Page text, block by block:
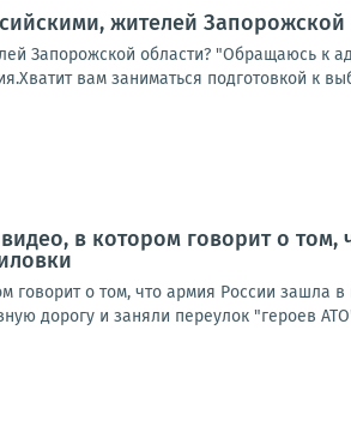
жителей Запорожской
Запорожской области? "Обращаюсь к
вам заниматься подготовкой к
в котором говорит о том,
о том, что армия России зашла в
дорогу и заняли переулок "героев